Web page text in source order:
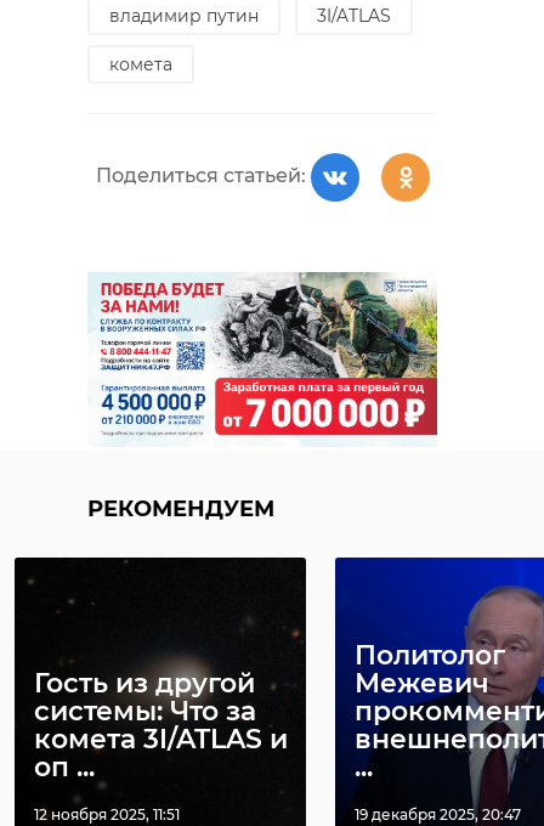
владимир путин 3I/ATLAS
комета
Поделиться статьей:
РЕКОМЕНДУЕМ
Гость из другой
системы: Что за
комета 3I/ATLAS и
оп ...
12 ноября 2025, 11:51
Политолог
Межевич
...
19 декабря 2025, 20:47